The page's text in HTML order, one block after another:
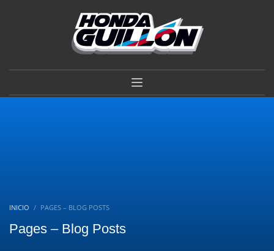
VIVÍ LA EXPERIENCIAHONDA GUILLÓN.
CALIDAD, SERVICIO Y GARANTÍA DE CONFIANZA.
INICIO PAGES – BLOG POSTS
Pages – Blog Posts